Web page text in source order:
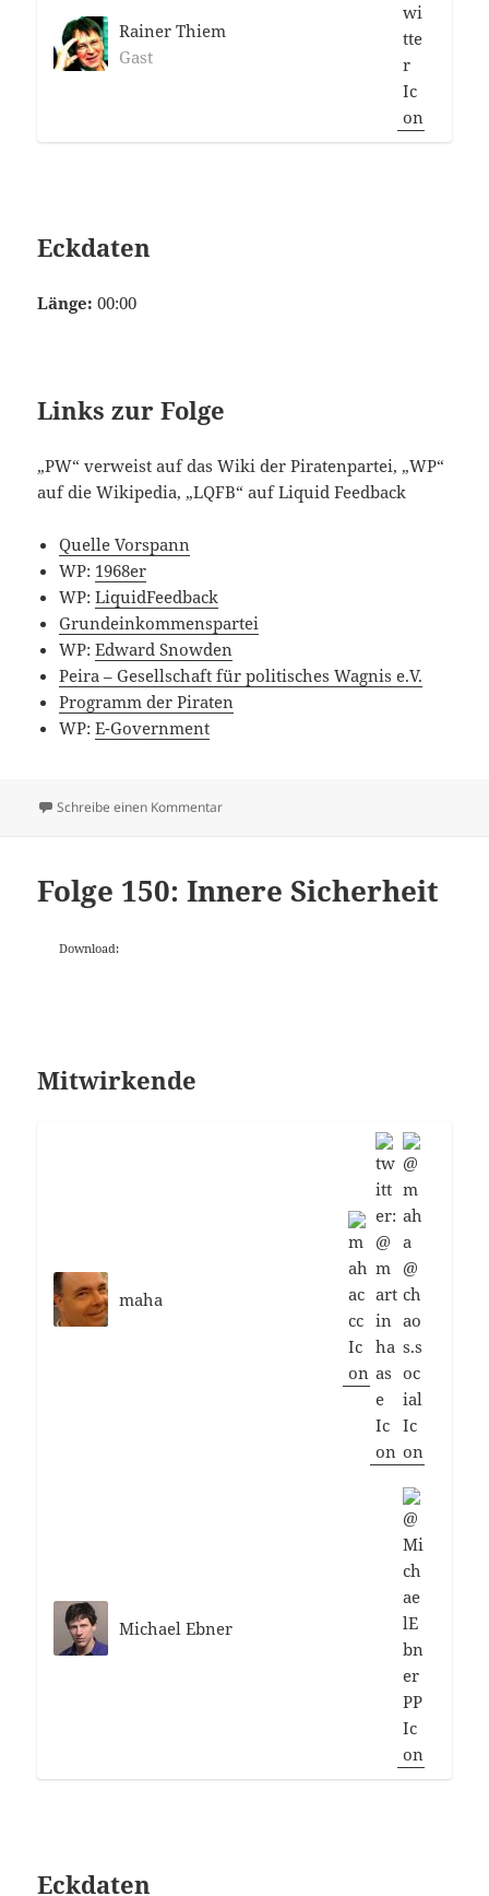
Rainer Thiem
Gast
Eckdaten
Länge: 00:00
Links zur Folge
„PW“ verweist auf das Wiki der Piratenpartei, „WP“
auf die Wikipedia, „LQFB“ auf Liquid Feedback
Quelle Vorspann
WP: 1968er
WP:LiquidFeedback
Grundeinkommenspartei
WP:Edward Snowden
Peira – Gesellschaft für politisches Wagnis e.V.
Programm der Piraten
WP:E-Government
Schreibe einen Kommentarzu Folge 153: Was tun nach der Berlinwahl?
Folge 150: Innere Sicherheit
Download:
Mitwirkende
maha
Michael Ebner
Eckdaten